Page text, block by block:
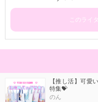
このライ
【推し活】可愛
特集💝
のん